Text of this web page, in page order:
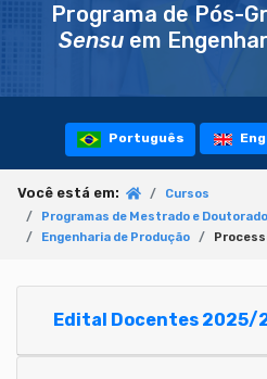
Programa de Pós-
Sensu em
Português
Você está em:
Cursos
Programas de Mestrado e
Engenharia de Produção
Edital Docentes 2025/